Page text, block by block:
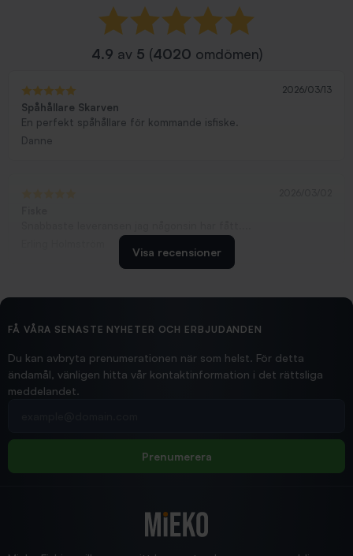
4.9 av 5 (4020 omdömen)
2026/03/13
Spåhållare Skarven
En perfekt spåhållare för kommande isfiske.
Danne
2026/02/19
Hittade exakt vad jag behövde. Snabb och bra...
Visa recensioner
FÅ VÅRA SENASTE NYHETER OCH ERBJUDANDEN
Du kan avbryta prenumerationen när som helst. För detta
ändamål, vänligen hitta vår kontaktinformation i det rättsliga
meddelandet.
Prenumerera